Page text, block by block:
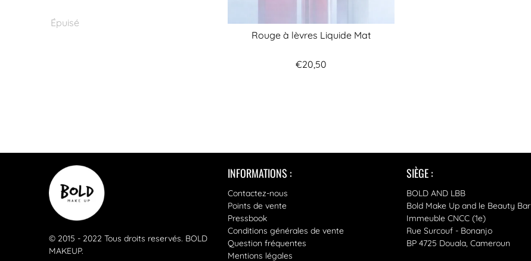
Épuisé
Rouge à lèvres Liquide Mat
€20,50
© 2015 - 2022 Tous droits reservés. BOLD
MAKEUP.
INFORMATIONS :
Contactez-nous
Points de vente
Pressbook
Conditions générales de vente
Question fréquentes
Mentions légales
SIÈGE :
BOLD AND LBB
Bold Make Up and le Beauty Bar
Immeuble CNCC (1e)
Rue Surcouf - Bonanjo
BP 4725 Douala, Cameroun